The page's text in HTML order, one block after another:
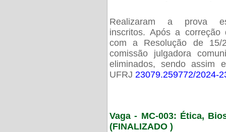
Realizaram a prova
inscritos. Após a
com a Resolução de 15/
comissão julgadora
eliminados, sendo assim
UFRJ 23079.259772/2024-
Vaga - MC-003: Ética,
(FINALIZADO )